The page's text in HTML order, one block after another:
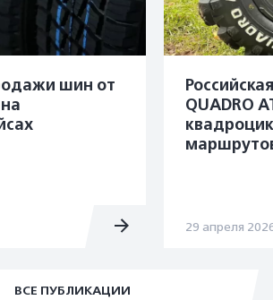
ВСЕ ПУБЛИКАЦИИ
шин от
QUADRO
29 апреля